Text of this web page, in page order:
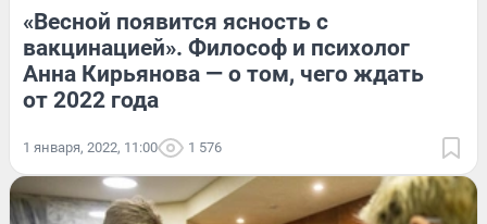
«Весной появится ясность с
вакцинацией». Философ и психолог
Анна Кирьянова — о том, чего ждать
от 2022 года
1 января, 2022, 11:00 1 576